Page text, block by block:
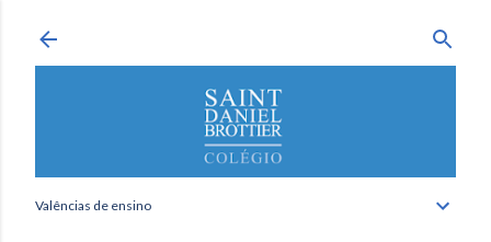
Valências de ensino